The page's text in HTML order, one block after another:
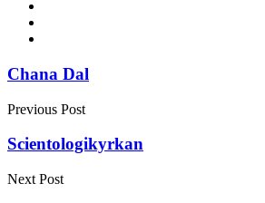
Post
navigation
Chana Dal
Previous Post
Scientologikyrkan
Next Post